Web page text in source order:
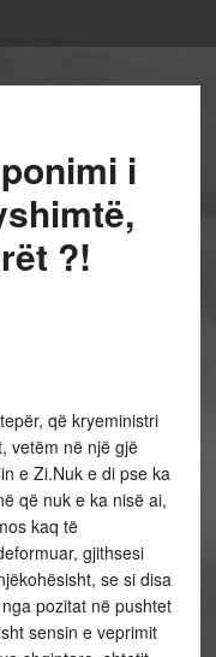
i
?!
që kryeministri
vetëm në një gjë
e Zi.Nuk e di pse ka
që nuk e ka nisë ai,
kaq të
gjithsesi
se si disa
pozitat në pushtet
sensin e veprimit